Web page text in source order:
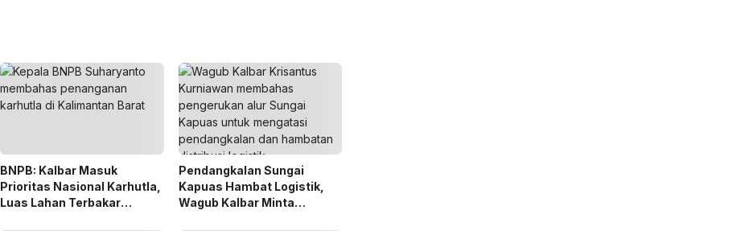
BNPB: Kalbar Masuk
Prioritas Nasional Karhutla,
Luas Lahan Terbakar
Pendangkalan Sungai
Kapuas Hambat Logistik,
Wagub Kalbar Minta